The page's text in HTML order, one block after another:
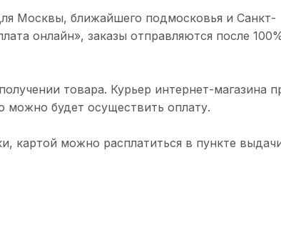
Москвы, ближайшего подмосковья и Санкт-
онлайн», заказы отправляются после
товара. Курьер интернет-магазина
будет осуществить оплату.
картой можно расплатиться в пункте